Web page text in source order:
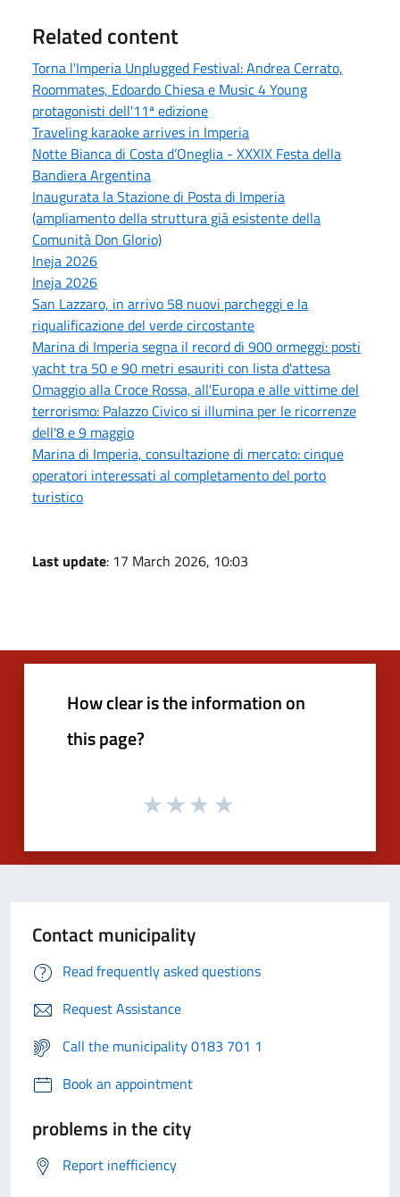
Related content
Torna l'Imperia Unplugged Festival: Andrea Cerrato,
Roommates, Edoardo Chiesa e Music 4 Young
protagonisti dell'11ª edizione
Traveling karaoke arrives in Imperia
Notte Bianca di Costa d’Oneglia - XXXIX Festa della
Bandiera Argentina
Inaugurata la Stazione di Posta di Imperia
(ampliamento della struttura già esistente della
Comunità Don Glorio)
Ineja 2026
Ineja 2026
San Lazzaro, in arrivo 58 nuovi parcheggi e la
riqualificazione del verde circostante
Marina di Imperia segna il record di 900 ormeggi: posti
yacht tra 50 e 90 metri esauriti con lista d'attesa
Omaggio alla Croce Rossa, all'Europa e alle vittime del
terrorismo: Palazzo Civico si illumina per le ricorrenze
dell'8 e 9 maggio
Marina di Imperia, consultazione di mercato: cinque
operatori interessati al completamento del porto
turistico
Last update: 17 March 2026, 10:03
How clear is the information on
this page?
Contact municipality
Read frequently asked questions
Request Assistance
Call the municipality 0183 701 1
Book an appointment
problems in the city
Report inefficiency